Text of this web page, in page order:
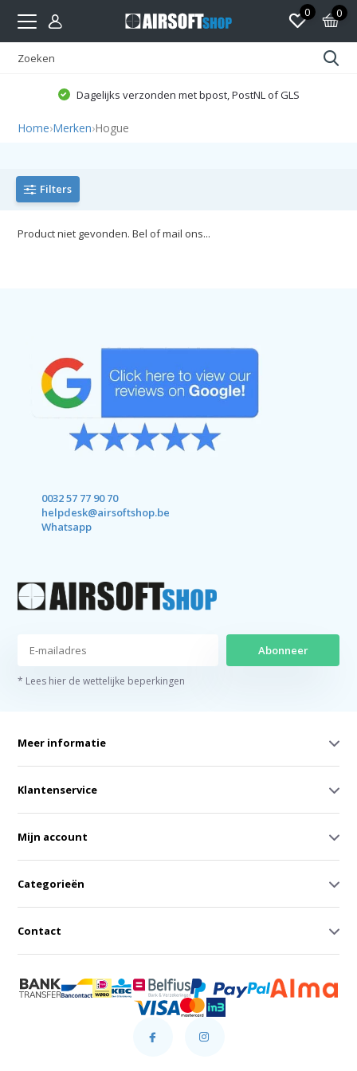
0 0
Dagelijks verzonden met bpost, PostNL of GLS
Home›Merken›Hogue
Filters
Product niet gevonden. Bel of mail ons...
0032 57 77 90 70
helpdesk@airsoftshop.be
Whatsapp
Abonneer
* Lees hier de wettelijke beperkingen
Meer informatie
Klantenservice
Mijn account
Categorieën
Contact